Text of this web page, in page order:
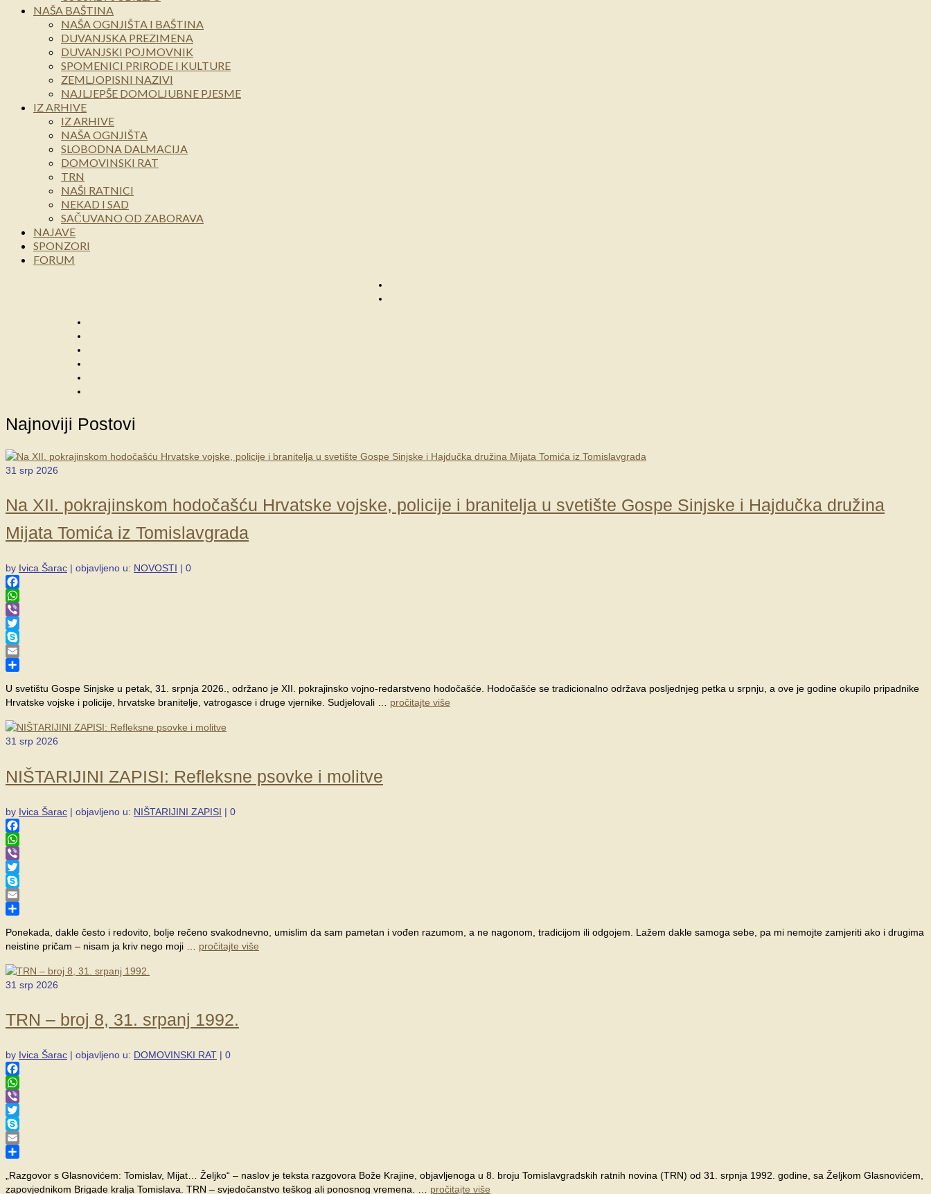
NAŠA BAŠTINA
NAŠA OGNJIŠTA I BAŠTINA
DUVANJSKA PREZIMENA
DUVANJSKI POJMOVNIK
SPOMENICI PRIRODE I KULTURE
ZEMLJOPISNI NAZIVI
NAJLJEPŠE DOMOLJUBNE PJESME
IZ ARHIVE
IZ ARHIVE
NAŠA OGNJIŠTA
SLOBODNA DALMACIJA
DOMOVINSKI RAT
TRN
NAŠI RATNICI
NEKAD I SAD
SAČUVANO OD ZABORAVA
NAJAVE
SPONZORI
FORUM
Najnoviji Postovi
31 srp 2026
Na XII. pokrajinskom hodočašću Hrvatske vojske, policije i branitelja u svetište Gospe Sinjske i Hajdučka družina
Mijata Tomića iz Tomislavgrada
by Ivica Šarac | objavljeno u: NOVOSTI | 0
Facebook
WhatsApp
Viber
Twitter
Skype
Email
U svetištu Gospe Sinjske u petak, 31. srpnja 2026., održano je XII. pokrajinsko vojno-redarstveno hodočašće. Hodočašće se tradicionalno održava posljednjeg petka u srpnju, a ove je godine okupilo pripadnike
Hrvatske vojske i policije, hrvatske branitelje, vatrogasce i druge vjernike. Sudjelovali … pročitajte više
31 srp 2026
NIŠTARIJINI ZAPISI: Refleksne psovke i molitve
by Ivica Šarac | objavljeno u: NIŠTARIJINI ZAPISI | 0
Facebook
WhatsApp
Viber
Twitter
Skype
Email
Ponekada, dakle često i redovito, bolje rečeno svakodnevno, umislim da sam pametan i vođen razumom, a ne nagonom, tradicijom ili odgojem. Lažem dakle samoga sebe, pa mi nemojte zamjeriti ako i drugima
neistine pričam – nisam ja kriv nego moji … pročitajte više
31 srp 2026
TRN – broj 8, 31. srpanj 1992.
by Ivica Šarac | objavljeno u: DOMOVINSKI RAT | 0
Facebook
WhatsApp
Viber
Twitter
Skype
Email
„Razgovor s Glasnovićem: Tomislav, Mijat… Željko“ – naslov je teksta razgovora Bože Krajine, objavljenoga u 8. broju Tomislavgradskih ratnih novina (TRN) od 31. srpnja 1992. godine, sa Željkom Glasnovićem,
zapovjednikom Brigade kralja Tomislava. TRN – svjedočanstvo teškog ali ponosnog vremena. … pročitajte više